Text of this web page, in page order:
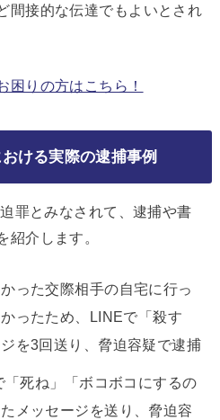
間接的な伝達でもよいとされ
りの方はこちら！
ける実際の逮捕事例
罪とみなされて、逮捕や書
紹介します。
った交際相手の自宅に行っ
ったため、LINEで「殺す
を3回送り、脅迫容疑で逮捕
死ね」「ボコボコにするの
メッセージを送り、脅迫容